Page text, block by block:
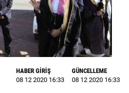
HABER GİRİŞ
08 12 2020 16:33
GÜNCELLEME
08 12 2020 16:33